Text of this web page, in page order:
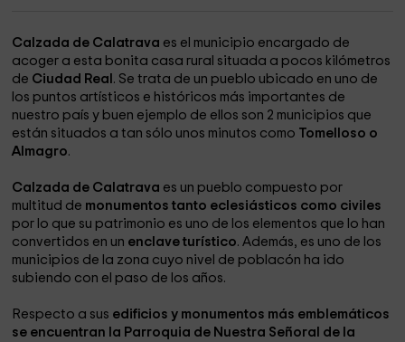
Calzada de Calatrava es el municipio encargado de
acoger a esta bonita casa rural situada a pocos kilómetros
de Ciudad Real . Se trata de un pueblo ubicado en uno de
los puntos artísticos e históricos más importantes de
nuestro país y buen ejemplo de ellos son 2 municipios que
están situados a tan sólo unos minutos como Tomelloso o
Almagro.
Calzada de Calatrava es un pueblo compuesto por
multitud de monumentos tanto eclesiásticos como civiles
por lo que su patrimonio es uno de los elementos que lo han
convertidos en un enclave turístico. Además, es uno de los
municipios de la zona cuyo nivel de poblacón ha ido
subiendo con el paso de los años.
Respecto a sus edificios y monumentos más emblemáticos
se encuentran la Parroquia de Nuestra Señoral de la